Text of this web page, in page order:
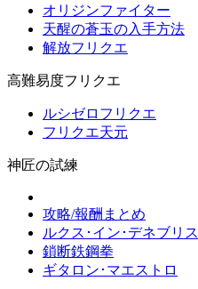
オリジンファイター
天醒の蒼玉の入手方法
解放フリクエ
高難易度フリクエ
ルシゼロフリクエ
フリクエ天元
神匠の試練
攻略/報酬まとめ
ルクス･イン･デネブリス
鎖断鉄鋼拳
ギタロン･マエストロ